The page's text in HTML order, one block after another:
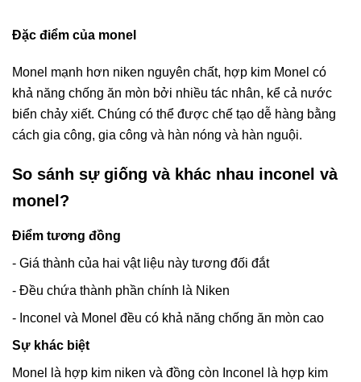
Đặc điểm của monel
Monel mạnh hơn niken nguyên chất, hợp kim Monel có
khả năng chống ăn mòn bởi nhiều tác nhân, kể cả nước
biển chảy xiết. Chúng có thể được chế tạo dễ hàng bằng
cách gia công, gia công và hàn nóng và hàn nguội.
So sánh sự giống và khác nhau inconel và
monel?
Điểm tương đồng
- Giá thành của hai vật liệu này tương đối đắt
- Đều chứa thành phần chính là Niken
- Inconel và Monel đều có khả năng chống ăn mòn cao
Sự khác biệt
Monel là hợp kim niken và đồng còn Inconel là hợp kim